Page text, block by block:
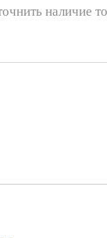
наличие